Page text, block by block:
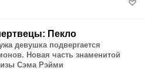
Пекло
девушка подвергается
Новая часть знаменитой
Сэма Рэйми